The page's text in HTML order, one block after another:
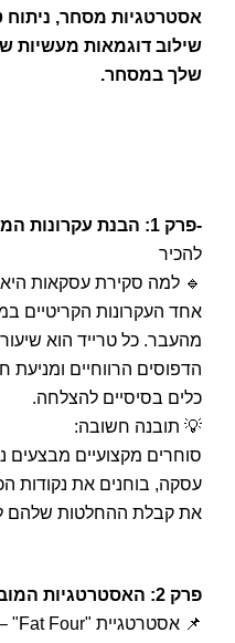
אסטרטגיות מסחר, ניתוח
שילוב דוגמאות מעשיות
שלך במסחר.
-פרק 1: הבנת עקרונות המסחר
להכיר
🔹 למה סקירת עסקאות
אחד העקרונות הקריטיים
מהעבר. כל טרייד הוא
הדפוסים הרווחיים ומניעת
כלים בסיסיים להצלחה.
💡 תובנה חשובה:
סוחרים מקצועיים מבצעים
עסקה, בוחנים את נקודות
את קבלת ההחלטות שלהם
פרק 2: האסטרטגיות המובילות בעולם המסחר
📌 אסטרטגיית "Fat Four" – ארבעת הקווים הקריטיים